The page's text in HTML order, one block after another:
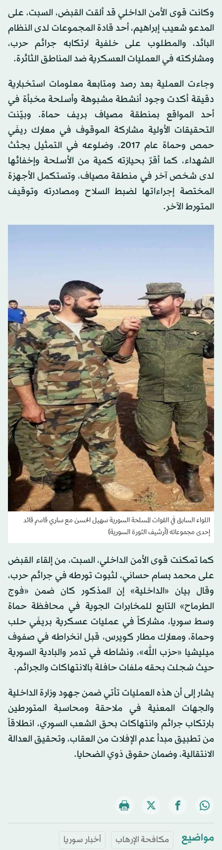
وكانت قوى الأمن الداخلي قد ألقت القبض، السبت، على
المدعو شعيب إبراهيم، أحد قادة المجموعات لدى النظام
البائد، والمطلوب على خلفية ارتكابه جرائم حرب،
ومشاركته في العمليات العسكرية ضد المناطق الثائرة.
وجاءت العملية بعد رصد ومتابعة معلومات استخبارية
دقيقة أكدت وجود أنشطة مشبوهة وأسلحة مخبأة في
أحد المواقع بمنطقة مصياف بريف حماة. وبيّنت
التحقيقات الأولية مشاركة الموقوف في معارك ريفَي
حمص وحماة عام 2017، وضلوعه في التمثيل بجثث
الشهداء، كما أقرّ بحيازته كمية من الأسلحة وإخفائها
لدى شخص آخر في منطقة مصياف، وتستكمل الأجهزة
المختصة إجراءاتها لضبط السلاح ومصادرته وتوقيف
المتورط الآخر.
اللواء السابق في القوات المسلحة السورية سهيل الحسن مع ساري قاسم قائد
إحدى مجموعاته (أرشيف الثورة السورية)
كما تمكنت قوى الأمن الداخلي، السبت، من إلقاء القبض
على محمد بسام حساني، لثبوت تورطه في جرائم حرب،
وقال بيان «الداخلية» إن المذكور كان ضمن «فوج
الطرماح» التابع للمخابرات الجوية في محافظة حماة
وسط سوريا، مشاركاً في عمليات عسكرية بريفَي حلب
وحماة، ومعارك مطار كويرس، قبل انخراطه في صفوف
ميليشيا «حزب الله»، ونشاطه في تدمر والبادية السورية
حيث سُجلت بحقه ملفات حافلة بالانتهاكات والجرائم.
يشار إلى أن هذه العمليات تأتي ضمن جهود وزارة الداخلية
والجهات المعنية ‏في ملاحقة ومحاسبة ‏المتورطين
بارتكاب جرائم وانتهاكات بحق الشعب ‏السوري، انطلاقاً
من تطبيق مبدأ عدم ‏الإفلات من العقاب، وتحقيق العدالة
‏الانتقالية، وضمان حقوق ذوي الضحايا.‏
مواضيع مكافحة الإرهاب
أخبار سوريا